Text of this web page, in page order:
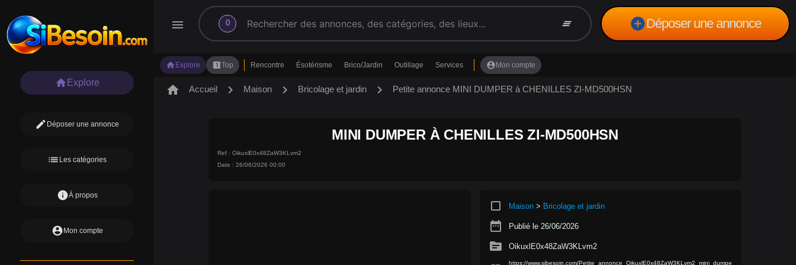
menu 0
search clear_all add_circleDéposer une annonce
home Explore looks_oneTop Rencontre Ésotérisme Brico/Jardin Outillage Services account_circle Mon compte
home Explore
edit Déposer une annonce
list Les catégories
infoÀ propos
account_circle Mon compte
home Accueil chevron_right Maison chevron_right Bricolage et jardin chevron_right Petite annonce MINI DUMPER à CHENILLES ZI-MD500HSN
MINI DUMPER À CHENILLES ZI-MD500HSN
Ref : OikuxlE0x48ZaW3KLvm2
Date : 26/06/2026 00:00
crop_square Maison> Bricolage et jardin
date_range Publié le 26/06/2026
source OikuxlE0x48ZaW3KLvm2
https://www.sibesoin.com/Petite_annonce_OikuxlE0x48ZaW3KLvm2_mini_dumpe